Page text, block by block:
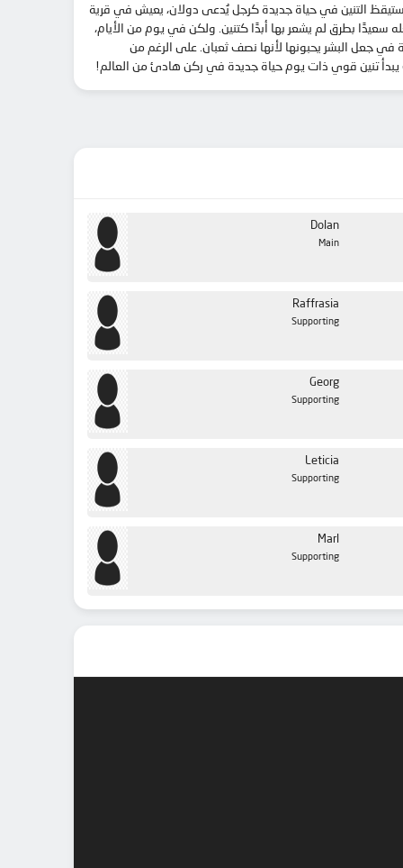
استيقظ التنين في حياة جديدة كرجل يُدعى دولان، يعيش في قرية
بطرق لم يشعر بها أبدًا كتنين. ولكن في يوم من الأيام،
جعل البشر يحبونها لأنها نصف ثعبان. على الرغم من
يبدأ تنين قوي ذات يوم حياة جديدة في ركن هادئ من العالم!
Dolan
Main
Raffrasia
Supporting
Georg
Supporting
Leticia
Supporting
Marl
Supporting